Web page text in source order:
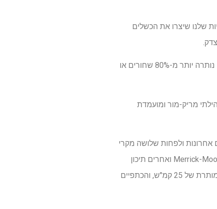
שלנו שיצרו את הכשלים
בעוד שחלקם של התושבים השחורים במריק-מור ירד בעשורים האחרונים, הנתונים מראים כי השכונה נותרה יותר מ-80% שחורים או
מריק-מור ומועמדת
ארבע שנים אחרונות ולפחות שלושה מקרי
מוות של הולכי רגל לפני 2020. בעיר הצומחת במהירות זו של כ-300,000, סטודנטים ב-Merrick-Moore Elementary ואחרים תיכון
סמוך לפעמים הולך לאורך הכביש – שם עומסי תנועה כבדים, ידוע כי הנהגים מתעלמים מהמהירות המותרת של 25 קמ"ש, והכתפיים